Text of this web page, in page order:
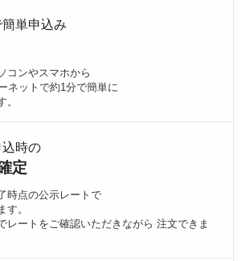
単申込み
コンやスマホから
ネットで約1分で簡単に
時の
定
時点の公示レートで
す。
レートをご確認いただきながら 注文できま